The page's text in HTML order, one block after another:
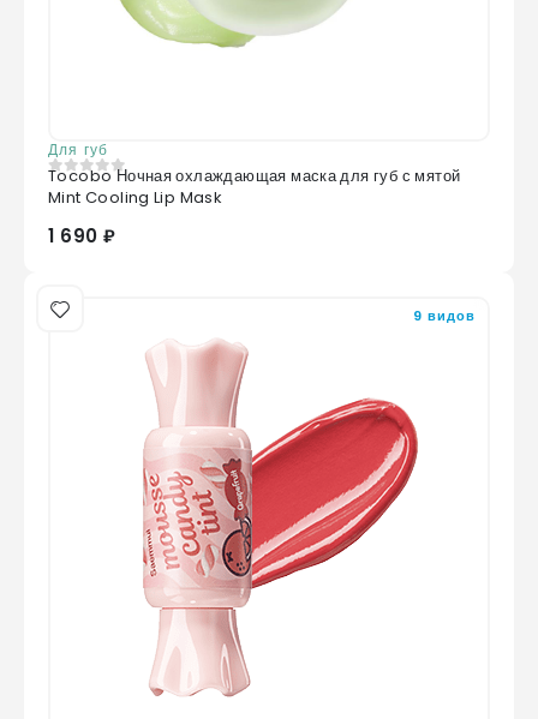
Для губ
0 из 5
Tocobo Ночная охлаждающая маска для губ с мятой
Mint Cooling Lip Mask
1 690 ₽
9 видов